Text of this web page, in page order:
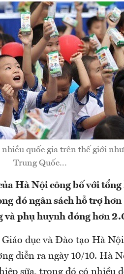
quốc gia trên thế giới
Trung Quốc...
Hà Nội công bố với
đó ngân sách hỗ trợ
và phụ huynh đóng hơn
dục và Đào tạo Hà
diễn ra ngày 10/10. Hà
sữa, trong đó có nhiều